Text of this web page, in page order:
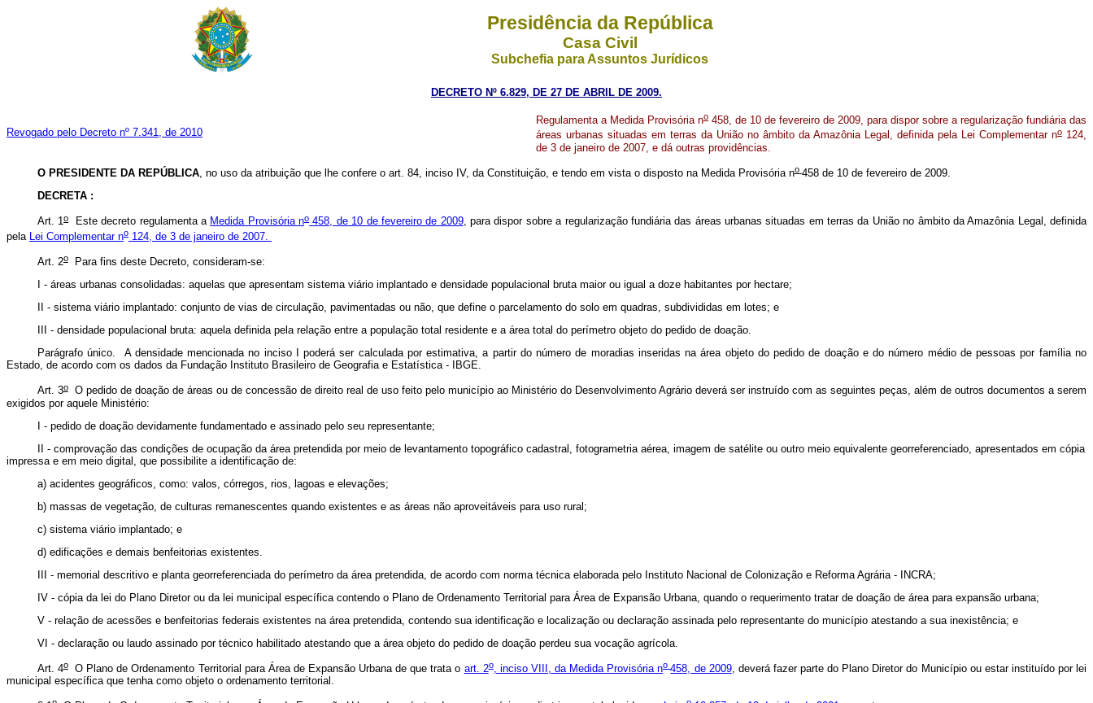
Presidência da República
Casa Civil
Subchefia para Assuntos Jurídicos
DECRETO Nº 6.829, DE 27 DE ABRIL DE 2009.
Revogado pelo Decreto nº 7.341, de 2010
Regulamenta a Medida Provisória no 458, de 10 de fevereiro de 2009, para dispor sobre a regularização fundiária das
áreas urbanas situadas em terras da União no âmbito da Amazônia Legal, definida pela Lei Complementar no 124,
de 3 de janeiro de 2007, e dá outras providências.
O PRESIDENTE DA REPÚBLICA, no uso da atribuição que lhe confere o art. 84, inciso IV, da Constituição, e tendo em vista o disposto na Medida Provisória no 458 de 10 de fevereiro de 2009.
DECRETA :
Art. 1oEste decreto regulamenta a Medida Provisória no458, de 10 de fevereiro de 2009, para dispor sobre a regularização fundiária das áreas urbanas situadas em terras da União no âmbito da Amazônia Legal, definida
pela
Lei Complementar no 124, de 3 de janeiro de 2007.
Art. 2oPara fins deste Decreto, consideram-se:
I - áreas urbanas consolidadas: aquelas que apresentam sistema viário implantado e densidade populacional bruta maior ou igual a doze habitantes por hectare;
II - sistema viário implantado: conjunto de vias de circulação, pavimentadas ou não, que define o parcelamento do solo em quadras, subdivididas em lotes; e
III - densidade populacional bruta: aquela definida pela relação entre a população total residente e a área total do perímetro objeto do pedido de doação.
Parágrafo único. A densidade mencionada no inciso I poderá ser calculada por estimativa, a partir do número de moradias inseridas na área objeto do pedido de doação e do número médio de pessoas por família no
Estado, de acordo com os dados da Fundação Instituto Brasileiro de Geografia e Estatística - IBGE.
Art. 3oO pedido de doação de áreas ou de concessão de direito real de uso feito pelo município ao Ministério do Desenvolvimento Agrário deverá ser instruído com as seguintes peças, além de outros documentos a serem
exigidos por aquele Ministério:
I - pedido de doação devidamente fundamentado e assinado pelo seu representante;
II - comprovação das condições de ocupação da área pretendida por meio de levantamento topográfico cadastral, fotogrametria aérea, imagem de satélite ou outro meio equivalente georreferenciado, apresentados em cópia
impressa e em meio digital, que possibilite a identificação de:
a) acidentes geográficos, como: valos, córregos, rios, lagoas e elevações;
b) massas de vegetação, de culturas remanescentes quando existentes e as áreas não aproveitáveis para uso rural;
c) sistema viário implantado; e
d) edificações e demais benfeitorias existentes.
III - memorial descritivo e planta georreferenciada do perímetro da área pretendida, de acordo com norma técnica elaborada pelo Instituto Nacional de Colonização e Reforma Agrária - INCRA;
IV - cópia da lei do Plano Diretor ou da lei municipal específica contendo o Plano de Ordenamento Territorial para Área de Expansão Urbana, quando o requerimento tratar de doação de área para expansão urbana;
V - relação de acessões e benfeitorias federais existentes na área pretendida, contendo sua identificação e localização ou declaração assinada pelo representante do município atestando a sua inexistência; e
VI - declaração ou laudo assinado por técnico habilitado atestando que a área objeto do pedido de doação perdeu sua vocação agrícola.
Art. 4oO Plano de Ordenamento Territorial para Área de Expansão Urbana de que trata o art. 2o, inciso VIII, da Medida Provisória no 458, de 2009, deverá fazer parte do Plano Diretor do Município ou estar instituído por lei
municipal específica que tenha como objeto o ordenamento territorial.